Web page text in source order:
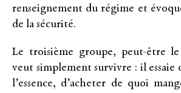
renseignement du régime et
de la sécurité.
Le troisième groupe, peut-être
veut simplement survivre : il essaie
l’essence, d’acheter de quoi